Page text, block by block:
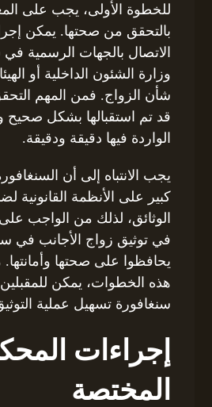
للخطوة الأولى، يجب على
بالتحقق من صحتها. يمكن
الاتصال بالجهات الرسمية
وزارة الشئون الداخلية أو
شأن الزواج. فمن المهم
قد تم استقبالها بشكل صحيح
الواردة فيها دقيقة ودقيقة.
يجب الانتباه إلى أن
كبير على الأنظمة القانونية
الوثائق، لذلك من الواجب على
في توثيق زواج الأجانب في
يحافظوا على صحتها وأمانتها.
هذه الخطوات، يمكن
سنغافورة تسهيل عملية
إجراءات
المختصة